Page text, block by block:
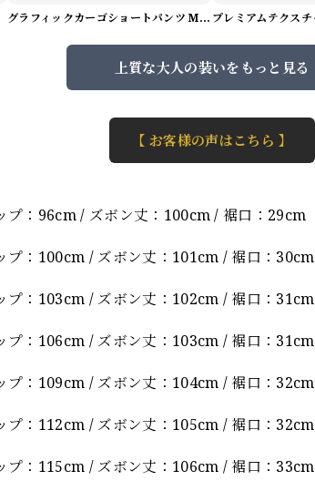
グラフィックカーゴショートパンツ M1029
上質な大人の装いをもっと見る
【 お客様の声はこちら 】
プ：96cm / ズボン丈：100cm / 裾口：29cm
プ：100cm / ズボン丈：101cm / 裾口：30cm
プ：103cm / ズボン丈：102cm / 裾口：31cm
プ：106cm / ズボン丈：103cm / 裾口：31cm
プ：109cm / ズボン丈：104cm / 裾口：32cm
プ：112cm / ズボン丈：105cm / 裾口：32cm
プ：115cm / ズボン丈：106cm / 裾口：33cm